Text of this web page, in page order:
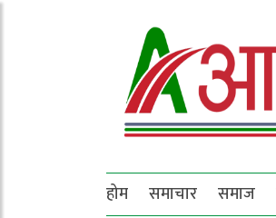
होम समाचार समाज